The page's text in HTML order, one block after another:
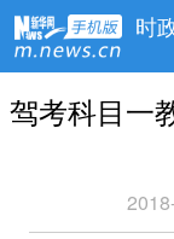
时
驾考科目一